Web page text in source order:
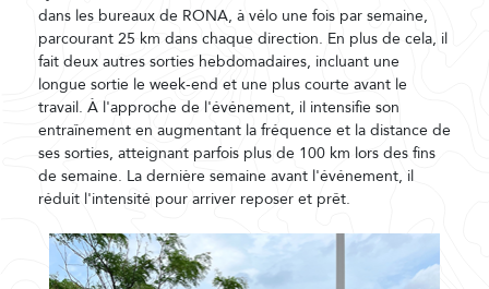
dans les bureaux de RONA, à vélo une fois par semaine,
parcourant 25 km dans chaque direction. En plus de cela, il
fait deux autres sorties hebdomadaires, incluant une
longue sortie le week-end et une plus courte avant le
travail. À l'approche de l'événement, il intensifie son
entraînement en augmentant la fréquence et la distance de
ses sorties, atteignant parfois plus de 100 km lors des fins
de semaine. La dernière semaine avant l'événement, il
réduit l'intensité pour arriver reposer et prêt.